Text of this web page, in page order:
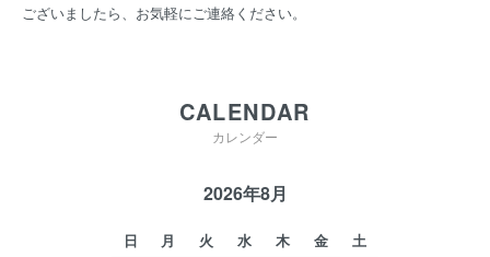
ございましたら、お気軽にご連絡ください。
CALENDAR
カレンダー
2026年8月
日 月 火 水 木 金
土